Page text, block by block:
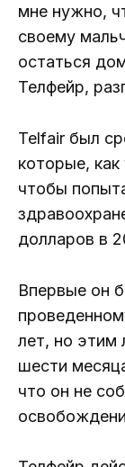
мне нужно,
своему
остаться
Телфейр,
Telfair был
которые,
чтобы
долларов в
Впервые он
лет, но этим
шести
что он не